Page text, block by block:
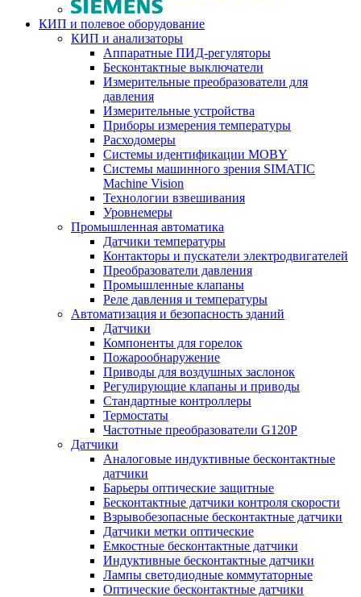
КИП и полевое оборудование
КИП и анализаторы
Аппаратные ПИД-регуляторы
Бесконтактные выключатели
Измерительные преобразователи для
давления
Измерительные устройства
Приборы измерения температуры
Расходомеры
Системы идентификации MOBY
Системы машинного зрения SIMATIC
Machine Vision
Технологии взвешивания
Уровнемеры
Промышленная автоматика
Датчики температуры
Контакторы и пускатели электродвигателей
Преобразователи давления
Промышленные клапаны
Реле давления и температуры
Автоматизация и безопасность зданий
Датчики
Компоненты для горелок
Пожарообнаружение
Приводы для воздушных заслонок
Регулирующие клапаны и приводы
Стандартные контроллеры
Термостаты
Частотные преобразователи G120P
Датчики
Аналоговые индуктивные бесконтактные
датчики
Барьеры оптические защитные
Бесконтактные датчики контроля скорости
Взрывобезопасные бесконтактные датчики
Датчики метки оптические
Емкостные бесконтактные датчики
Индуктивные бесконтактные датчики
Лампы светодиодные коммутаторные
Оптические бесконтактные датчики